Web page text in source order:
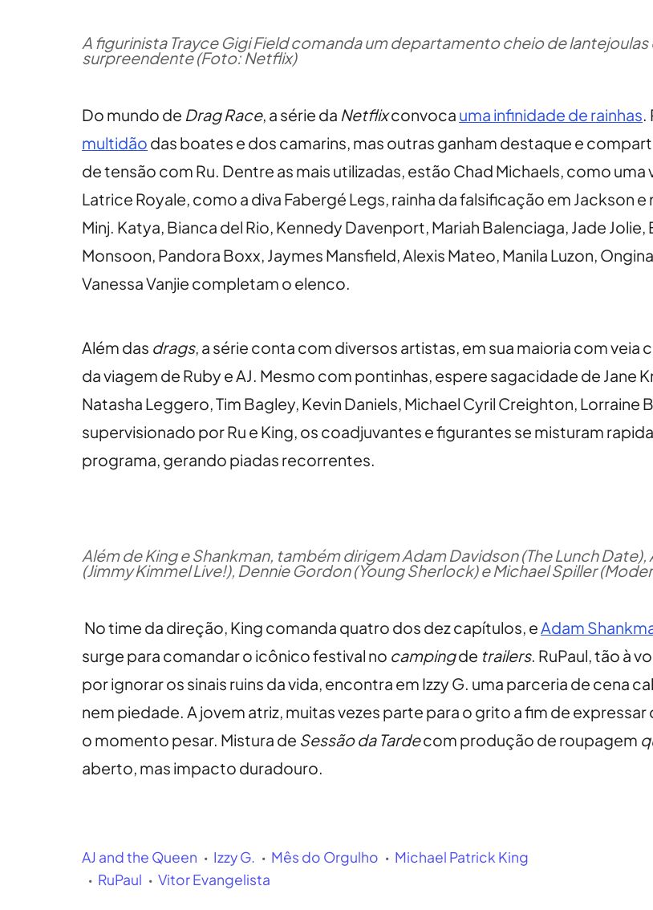
A figurinista Trayce Gigi Field comanda um departamento cheio de
surpreendente (Foto: Netflix)
Do mundo de Drag Race, a série da Netflixconvoca uma infinidade de rainhas.
multidão das boates e dos camarins, mas outras ganham destaque e
de tensão com Ru. Dentre as mais utilizadas, estão Chad Michaels, como
Latrice Royale, como a diva Fabergé Legs, rainha da falsificação em Jackson
Minj. Katya, Bianca del Rio, Kennedy Davenport, Mariah Balenciaga, Jade Jolie,
Monsoon, Pandora Boxx, Jaymes Mansfield, Alexis Mateo, Manila Luzon,
Vanessa Vanjie completam o elenco.
Além das drags, a série conta com diversos artistas, em sua maioria com
da viagem de Ruby e AJ. Mesmo com pontinhas, espere sagacidade de Jane
Natasha Leggero, Tim Bagley, Kevin Daniels, Michael Cyril Creighton,
supervisionado por Ru e King, os coadjuvantes e figurantes se misturam
programa, gerando piadas recorrentes.
Além de King e Shankman, também dirigem Adam Davidson (The Lunch
(Jimmy Kimmel Live!), Dennie Gordon (Young Sherlock) e Michael Spiller
No time da direção, King comanda quatro dos dez capítulos, eAdam
surge para comandar o icônico festival no campingde trailers. RuPaul, tão à
por ignorar os sinais ruins da vida, encontra em Izzy G. uma parceria de cena
nem piedade. A jovem atriz, muitas vezes parte para o grito a fim de
o momento pesar. Mistura de Sessão da Tardecom produção de roupagem
aberto, mas impacto duradouro.
AJ and the Queen Izzy G. Mês do Orgulho Michael Patrick King
RuPaul Vitor Evangelista